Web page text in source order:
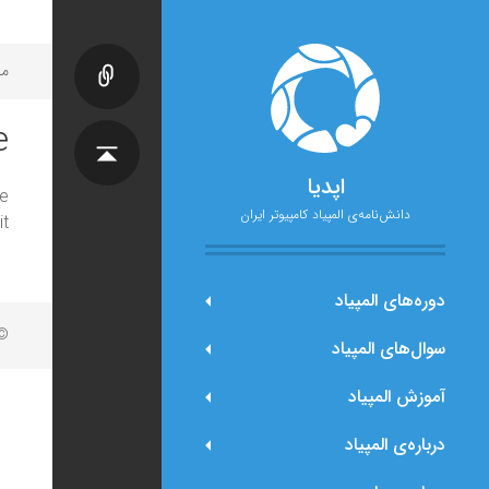
اپدیا
دانش‌نامه‌ی المپیاد کامپیوتر ایران
دوره‌های المپیاد
سوال‌های المپیاد
آموزش المپیاد
درباره‌ی المپیاد